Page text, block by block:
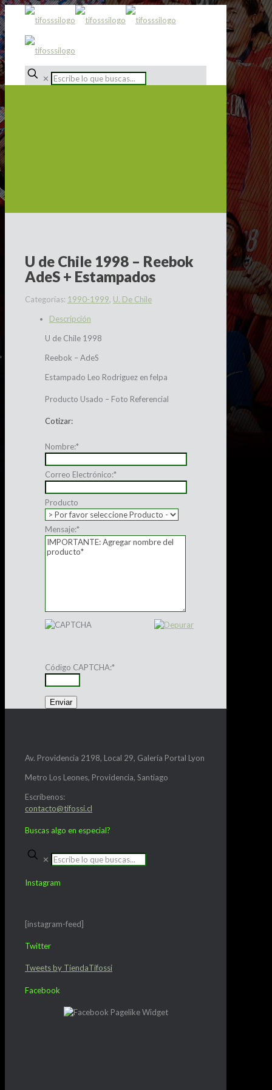
✕
U de Chile 1998 – Reebok
AdeS + Estampados
Categorías: 1990-1999, U. De Chile
Descripción
U de Chile 1998
Reebok – AdeS
Estampado Leo Rodriguez en felpa
Producto Usado – Foto Referencial
Cotizar:
Nombre:*
Correo Electrónico:*
Producto
Mensaje:*
Código CAPTCHA:*
Av. Providencia 2198, Local 29, Galería Portal Lyon
Metro Los Leones, Providencia, Santiago
Escríbenos:
contacto@tifossi.cl
Buscas algo en especial?
✕
Instagram
[instagram-feed]
Twitter
Tweets by TiendaTifossi
Facebook